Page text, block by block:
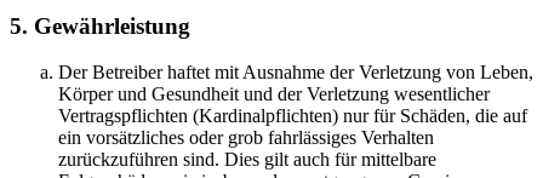
5. Gewährleistung
Der Betreiber haftet mit Ausnahme der Verletzung von Leben,
Körper und Gesundheit und der Verletzung wesentlicher
Vertragspflichten (Kardinalpflichten) nur für Schäden, die auf
ein vorsätzliches oder grob fahrlässiges Verhalten
zurückzuführen sind. Dies gilt auch für mittelbare